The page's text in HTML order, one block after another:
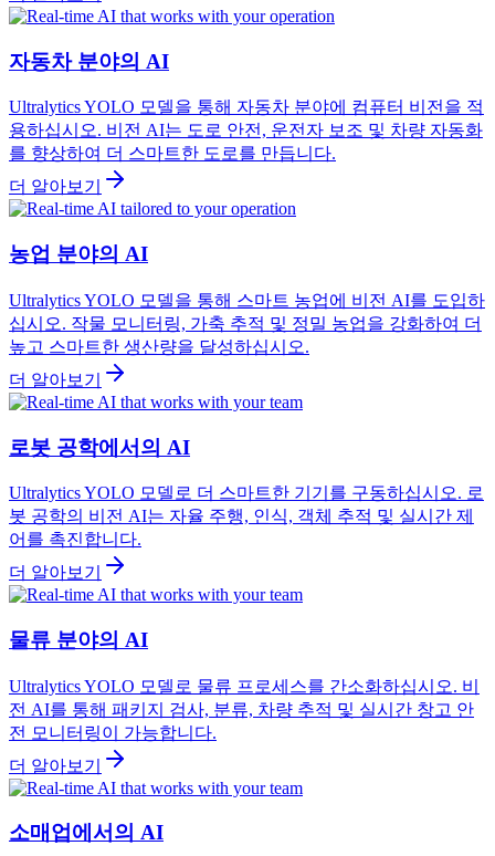
자동차 분야의 AI
Ultralytics YOLO 모델을 통해 자동차 분야에 컴퓨터 비전을 적
용하십시오. 비전 AI는 도로 안전, 운전자 보조 및 차량 자동화
를 향상하여 더 스마트한 도로를 만듭니다.
더 알아보기
농업 분야의 AI
Ultralytics YOLO 모델을 통해 스마트 농업에 비전 AI를 도입하
십시오. 작물 모니터링, 가축 추적 및 정밀 농업을 강화하여 더
높고 스마트한 생산량을 달성하십시오.
더 알아보기
로봇 공학에서의 AI
Ultralytics YOLO 모델로 더 스마트한 기기를 구동하십시오. 로
봇 공학의 비전 AI는 자율 주행, 인식, 객체 추적 및 실시간 제
어를 촉진합니다.
더 알아보기
물류 분야의 AI
Ultralytics YOLO 모델로 물류 프로세스를 간소화하십시오. 비
전 AI를 통해 패키지 검사, 분류, 차량 추적 및 실시간 창고 안
전 모니터링이 가능합니다.
더 알아보기
소매업에서의 AI